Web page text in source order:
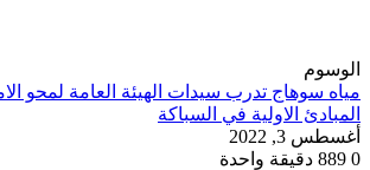
الوسوم
مياه سوهاج تدرب سيدات الهيئة العامة لمحو
المبادئ الاولية في السباكة
أغسطس 3, 2022
0
دقيقة واحدة